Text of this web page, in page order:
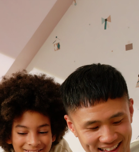
FAQ™ Pure Beauty-Tech Elixir
BREAKING NEWS
issa™ Teeth Whitening Set
Dil Seçimi
English Deutsch
Français
Italiano
Polski
Svenska
Türkçe
简体中文